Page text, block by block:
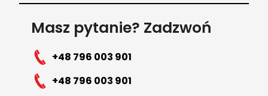
Masz pytanie? Zadzwoń
+48 796 003 901
+48 796 003 901